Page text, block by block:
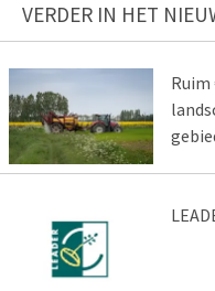
VERDER IN HET